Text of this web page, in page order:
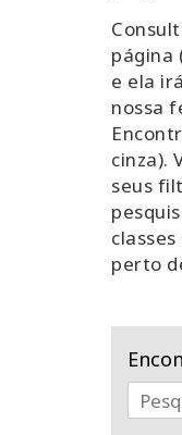
página
e ela
nossa
cinza).
seus
perto